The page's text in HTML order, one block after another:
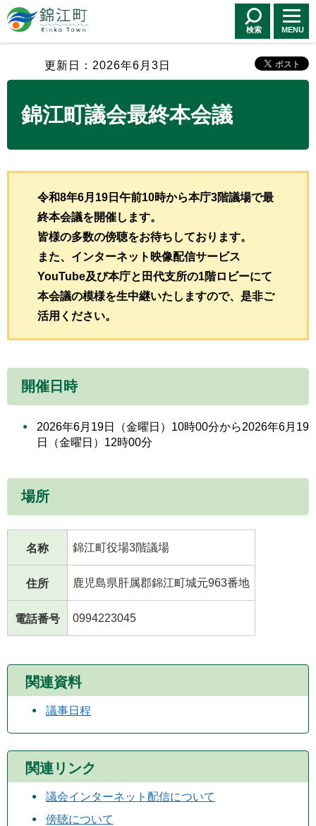
錦江町 Kinko
Town
検索 MENU
更新日：2026年6月3日
錦江町議会最終本会議
令和8年6月19日午前10時から本庁3階議場で最
終本会議を開催します。
皆様の多数の傍聴をお待ちしております。
また、インターネット映像配信サービス
YouTube及び本庁と田代支所の1階ロビーにて
本会議の模様を生中継いたしますので、是非ご
活用ください。
開催日時
2026年6月19日（金曜日）10時00分から2026年6月19
日（金曜日）12時00分
場所
名称 錦江町役場3階議場
住所 鹿児島県肝属郡錦江町城元963番地
電話番号 0994223045
関連資料
議事日程
関連リンク
議会インターネット配信について
傍聴について